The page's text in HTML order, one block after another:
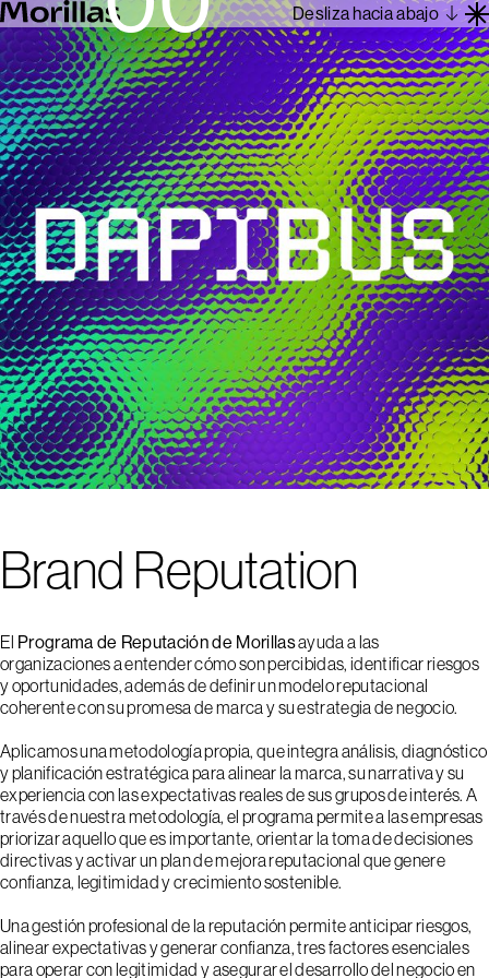
Desliza hacia abajo
Trabajos
Barcelona 1962
Sobre Nosotros
Blog
Contacto
Es
En
Brand Reputation
El Programa de Reputación de Morillasayuda a las
organizaciones a entender cómo son percibidas, identificar riesgos
y oportunidades, además de definir un modelo reputacional
coherente con su promesa de marca y su estrategia de negocio.
Aplicamos una metodología propia, que integra análisis, diagnóstico
y planificación estratégica para alinear la marca, su narrativa y su
experiencia con las expectativas reales de sus grupos de interés. A
través de nuestra metodología, el programa permite a las empresas
priorizar aquello que es importante, orientar la toma de decisiones
directivas y activar un plan de mejora reputacional que genere
confianza, legitimidad y crecimiento sostenible.
Una gestión profesional de la reputación permite anticipar riesgos,
alinear expectativas y generar confianza, tres factores esenciales
para operar con legitimidad y asegurar el desarrollo del negocio en